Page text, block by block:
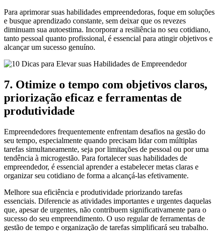
Para aprimorar suas habilidades empreendedoras, foque em soluções
e busque aprendizado constante, sem deixar que os revezes
diminuam sua autoestima. Incorporar a resiliência no seu cotidiano,
tanto pessoal quanto profissional, é essencial para atingir objetivos e
alcançar um sucesso genuíno.
7. Otimize o tempo com objetivos claros,
priorização eficaz e ferramentas de
produtividade
Empreendedores frequentemente enfrentam desafios na gestão do
seu tempo, especialmente quando precisam lidar com múltiplas
tarefas simultaneamente, seja por limitações de pessoal ou por uma
tendência à microgestão. Para fortalecer suas habilidades de
empreendedor, é essencial aprender a estabelecer metas claras e
organizar seu cotidiano de forma a alcançá-las efetivamente.
Melhore sua eficiência e produtividade priorizando tarefas
essenciais. Diferencie as atividades importantes e urgentes daquelas
que, apesar de urgentes, não contribuem significativamente para o
sucesso do seu empreendimento. O uso regular de ferramentas de
gestão de tempo e organização de tarefas simplificará seu trabalho.